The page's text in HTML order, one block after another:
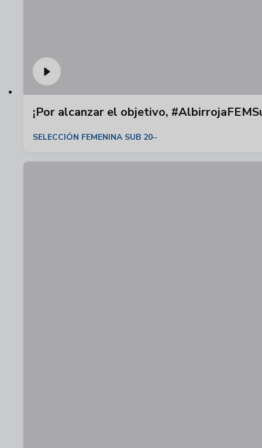
¡Por alcanzar el objetivo,
SELECCIÓN FEMENINA SUB 20